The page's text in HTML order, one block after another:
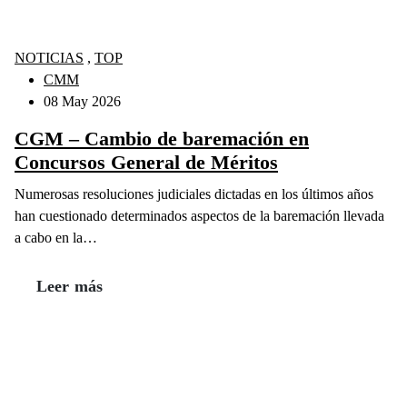
NOTICIAS , TOP
CMM
08 May 2026
CGM – Cambio de baremación en
Concursos General de Méritos
Numerosas resoluciones judiciales dictadas en los últimos años
han cuestionado determinados aspectos de la baremación llevada
a cabo en la…
Leer más